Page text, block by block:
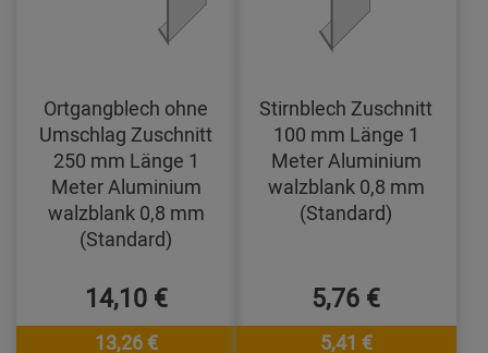
Ortgangblech ohne
Umschlag Zuschnitt
250 mm Länge 1
Meter Aluminium
walzblank 0,8 mm
(Standard)
14,10 €
13,26 €
Stirnblech Zuschnitt
100 mm Länge 1
Meter Aluminium
walzblank 0,8 mm
(Standard)
5,76 €
5,41 €